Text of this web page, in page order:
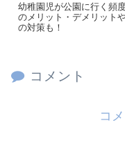
幼稚園児が公園に行く頻
のメリット・デメリット
の対策も！
コメント
コ